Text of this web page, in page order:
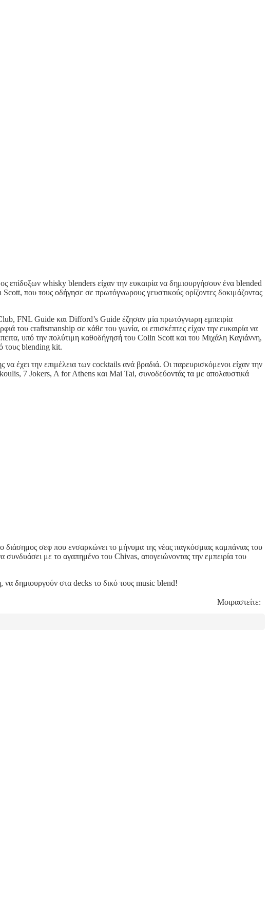
whisky blenders είχαν την ευκαιρία να δημιουργήσουν ένα blended
που τους οδήγησε σε πρωτόγνωρους γευστικούς ορίζοντες δοκιμάζοντας
FNL Guide και Difford’s Guide έζησαν μία πρωτόγνωρη εμπειρία
του craftsmanship σε κάθε του γωνία, οι επισκέπτες είχαν την ευκαιρία να
υπό την πολύτιμη καθοδήγησή του Colin Scott και του Μιχάλη Καγιάννη,
τους blending kit.
έχει την επιμέλεια των cocktails ανά βραδιά. Οι παρευρισκόμενοι είχαν την
7 Jokers, A for Athens και Mai Tai, συνοδεύοντάς τα με απολαυστικά
σεφ που ενσαρκώνει το μήνυμα της νέας παγκόσμιας καμπάνιας του
με το αγαπημένο του Chivas, απογειώνοντας την εμπειρία του
δημιουργούν στα decks το δικό τους music blend!
Μοιραστείτε: